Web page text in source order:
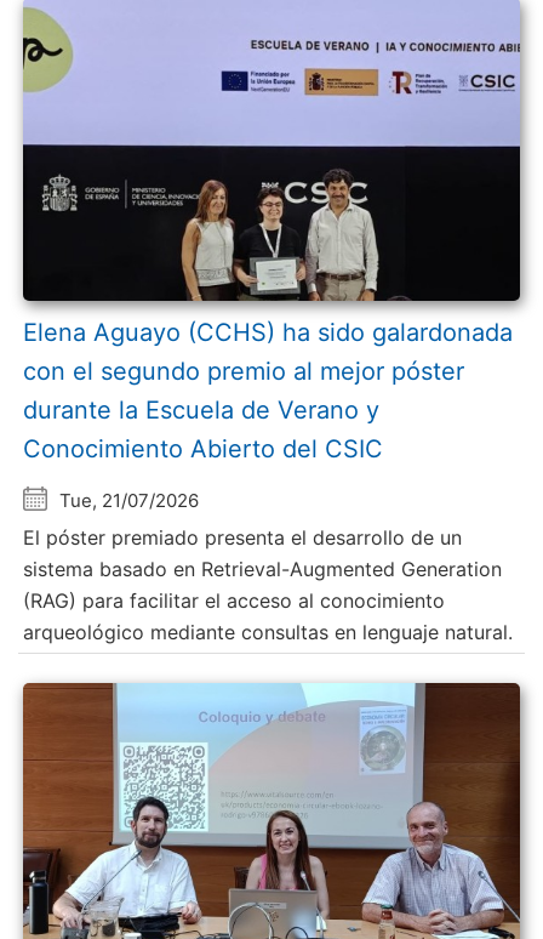
Elena Aguayo (CCHS) ha sido galardonada
con el segundo premio al mejor póster
durante la Escuela de Verano y
Conocimiento Abierto del CSIC
Tue, 21/07/2026
El póster premiado presenta el desarrollo de un
sistema basado en Retrieval-Augmented Generation
(RAG) para facilitar el acceso al conocimiento
arqueológico mediante consultas en lenguaje natural.